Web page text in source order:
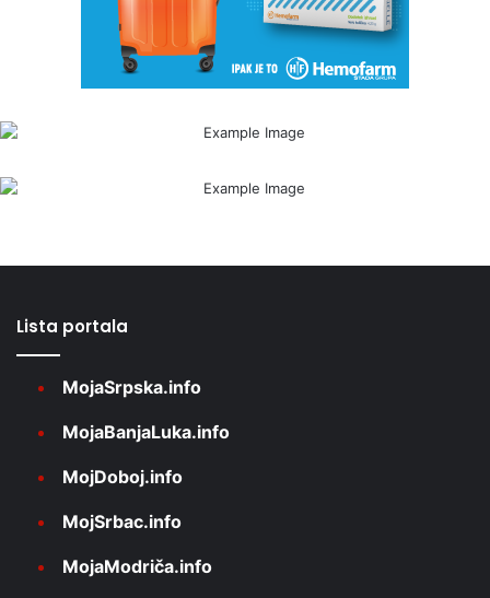
Lista portala
MojaSrpska.info
MojaBanjaLuka.info
MojDoboj.info
MojSrbac.info
MojaModriča.info